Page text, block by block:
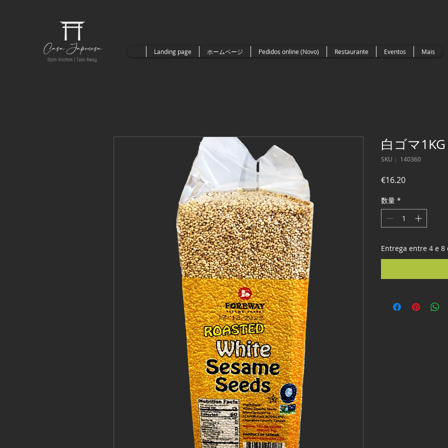
Landing page ホームページ Pedidos online (Novo) Restaurante Eventos Mais
白ゴマ1KG
SKU： 140360
€16.20価
数量 *
Entrega entre 4 e